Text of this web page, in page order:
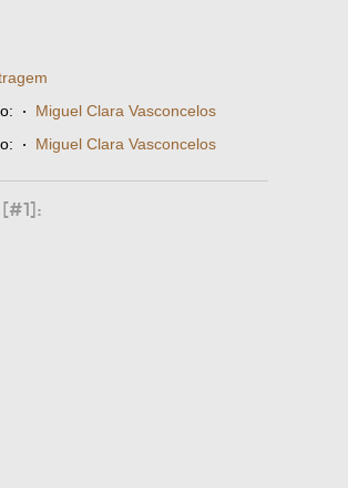
· Miguel Clara Vasconcelos
· Miguel Clara Vasconcelos
[#1]: